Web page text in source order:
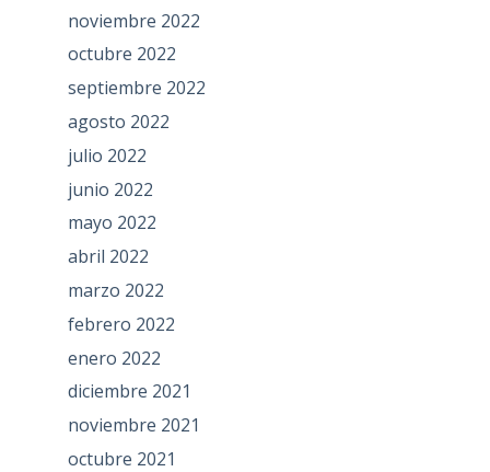
noviembre 2022
octubre 2022
septiembre 2022
agosto 2022
julio 2022
junio 2022
mayo 2022
abril 2022
marzo 2022
febrero 2022
enero 2022
diciembre 2021
noviembre 2021
octubre 2021